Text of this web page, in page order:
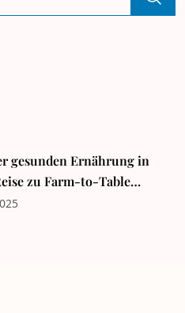
gesunden Ernährung in
zu Farm-to-Table